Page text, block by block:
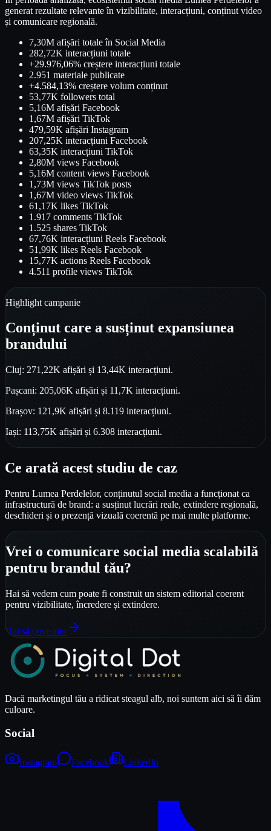
generat rezultate relevante în vizibilitate, interacțiuni, conținut video
și comunicare regională.
7,30M afișări totale în Social Media
282,72K interacțiuni totale
+29.976,06% creștere interacțiuni totale
2.951 materiale publicate
+4.584,13% creștere volum conținut
53,77K followers total
5,16M afișări Facebook
1,67M afișări TikTok
479,59K afișări Instagram
207,25K interacțiuni Facebook
63,35K interacțiuni TikTok
2,80M views Facebook
5,16M content views Facebook
1,73M views TikTok posts
1,67M video views TikTok
61,17K likes TikTok
1.917 comments TikTok
1.525 shares TikTok
67,76K interacțiuni Reels Facebook
51,99K likes Reels Facebook
15,77K actions Reels Facebook
4.511 profile views TikTok
Highlight campanie
Conținut care a susținut expansiunea
brandului
Cluj: 271,22K afișări și 13,44K interacțiuni.
Pașcani: 205,06K afișări și 11,7K interacțiuni.
Brașov: 121,9K afișări și 8.119 interacțiuni.
Iași: 113,75K afișări și 6.308 interacțiuni.
Ce arată acest studiu de caz
Pentru Lumea Perdelelor, conținutul social media a funcționat ca
infrastructură de brand: a susținut lucrări reale, extindere regională,
deschideri și o prezență vizuală coerentă pe mai multe platforme.
Vrei o comunicare social media scalabilă
pentru brandul tău?
Hai să vedem cum poate fi construit un sistem editorial coerent
pentru vizibilitate, încredere și extindere.
Hai să povestim
Dacă marketingul tău a ridicat steagul alb, noi suntem aici să îi dăm
culoare.
Social
Instagram Facebook LinkedIn